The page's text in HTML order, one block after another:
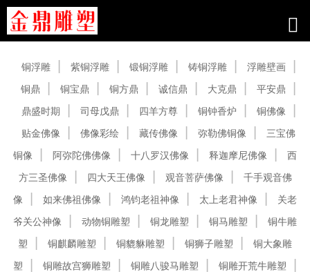
铜浮雕 紫铜浮雕 锻铜浮雕 铸铜浮雕
浮雕壁画
铜鼎
铜宝鼎 铜方鼎 诚信鼎 大克鼎
平安鼎
鼎盛时期
司母戊鼎 四羊方尊 铜钟香炉
铜佛像
贴金佛像
佛像彩绘 藏传佛像 弥勒佛铜像
三宝佛
铜像
阿弥陀佛佛像 十八罗汉佛像 释迦摩尼佛像
西
方三圣佛像
四大天王佛像 观音菩萨佛像
千手观音佛
像
如来佛祖佛像 鸿钧老祖神像 太上老君神像
关老
爷关公神像
动物铜雕塑 铜龙雕塑 铜马雕塑
铜牛雕
塑
铜麒麟雕塑 铜貔貅雕塑 铜狮子雕塑
铜大象雕
塑
铜雕故宫狮雕塑 铜雕八骏马雕塑
铜雕开荒牛雕塑